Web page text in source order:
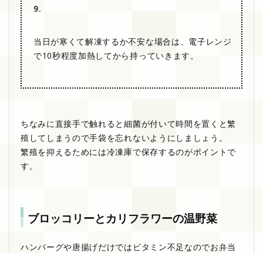
9.
当日が寒くて解凍するか不安な場合は、電子レンジ
で10秒程度加熱してから持っていきます。
ちなみに直接手で触れると細菌が付いて時間を置くと繁
殖してしまうので手袋を忘れないようにしましょう。
繁殖を抑えるためには冷凍庫で保存するのがポイントで
す。
ブロッコリーとカリフラワーの温野菜
ハンバーグや唐揚げだけではビタミン不足なのでお弁当